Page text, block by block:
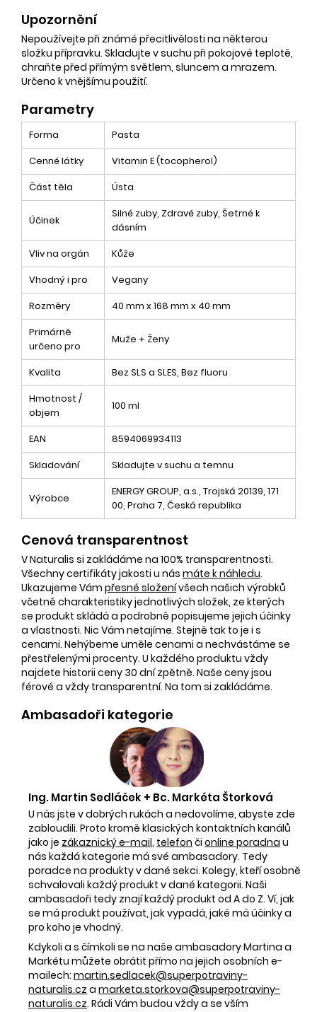
Upozornění
Nepoužívejte při známé přecitlivělosti na některou
složku přípravku. Skladujte v suchu při pokojové teplotě,
chraňte před přímým světlem, sluncem a mrazem.
Určeno k vnějšímu použití.
Parametry
Forma
Pasta
Cenné látky
Vitamin E (tocopherol)
Část těla
Ústa
Účinek
Silné zuby, Zdravé zuby, Šetrné k
dásním
Vliv na orgán
Kůže
Vhodný i pro
Vegany
Rozměry
40 mm x 168 mm x 40 mm
Primárně
určeno pro
Muže + Ženy
Kvalita
Bez SLS a SLES, Bez fluoru
Hmotnost /
objem
100 ml
EAN
8594069934113
Skladování
Skladujte v suchu a temnu
Výrobce
ENERGY GROUP, a.s., Trojská 20139, 171
00, Praha 7, Česká republika
Cenová transparentnost
V Naturalis si zakládáme na 100% transparentnosti.
Všechny certifikáty jakosti u nás máte k náhledu.
Ukazujeme Vám přesné složenívšech našich výrobků
včetně charakteristiky jednotlivých složek, ze kterých
se produkt skládá a podrobně popisujeme jejich účinky
a vlastnosti. Nic Vám netajíme. Stejně tak to je i s
cenami. Nehýbeme uměle cenami a nechvástáme se
přestřelenými procenty. U každého produktu vždy
najdete historii ceny 30 dní zpětně. Naše ceny jsou
férové a vždy transparentní. Na tom si zakládáme.
Ambasadoři kategorie
Ing. Martin Sedláček + Bc. Markéta Štorková
U nás jste v dobrých rukách a nedovolíme, abyste zde
zabloudili. Proto kromě klasických kontaktních kanálů
jako je zákaznický e-mail, telefon či online poradna u
nás každá kategorie má své ambasadory. Tedy
poradce na produkty v dané sekci. Kolegy, kteří osobně
schvalovali každý produkt v dané kategorii. Naši
ambasadoři tedy znají každý produkt od A do Z. Ví, jak
se má produkt používat, jak vypadá, jaké má účinky a
pro koho je vhodný.
Kdykoli a s čímkoli se na naše ambasadory Martina a
Markétu můžete obrátit přímo na jejich osobních e-
mailech: martin.sedlacek@superpotraviny-
naturalis.cz a marketa.storkova@superpotraviny-
naturalis.cz. Rádi Vám budou vždy a se vším